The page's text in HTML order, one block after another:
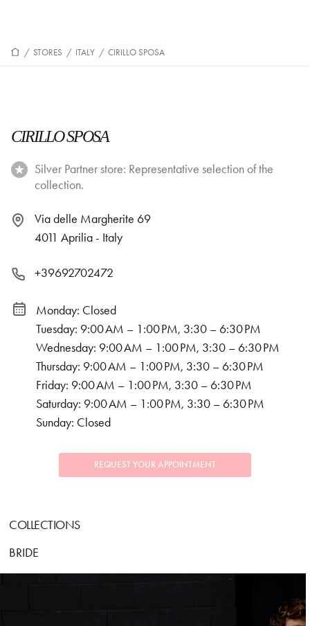
/ STORES / ITALY / CIRILLO SPOSA
CIRILLO SPOSA
Silver Partner store: Representative selection of the
collection.
Via delle Margherite 69
4011 Aprilia - Italy
+39692702472
Monday: Closed
Tuesday: 9:00 AM – 1:00 PM, 3:30 – 6:30 PM
Wednesday: 9:00 AM – 1:00 PM, 3:30 – 6:30 PM
Thursday: 9:00 AM – 1:00 PM, 3:30 – 6:30 PM
Friday: 9:00 AM – 1:00 PM, 3:30 – 6:30 PM
Saturday: 9:00 AM – 1:00 PM, 3:30 – 6:30 PM
Sunday: Closed
REQUEST YOUR APPOINTMENT
COLLECTIONS
BRIDE